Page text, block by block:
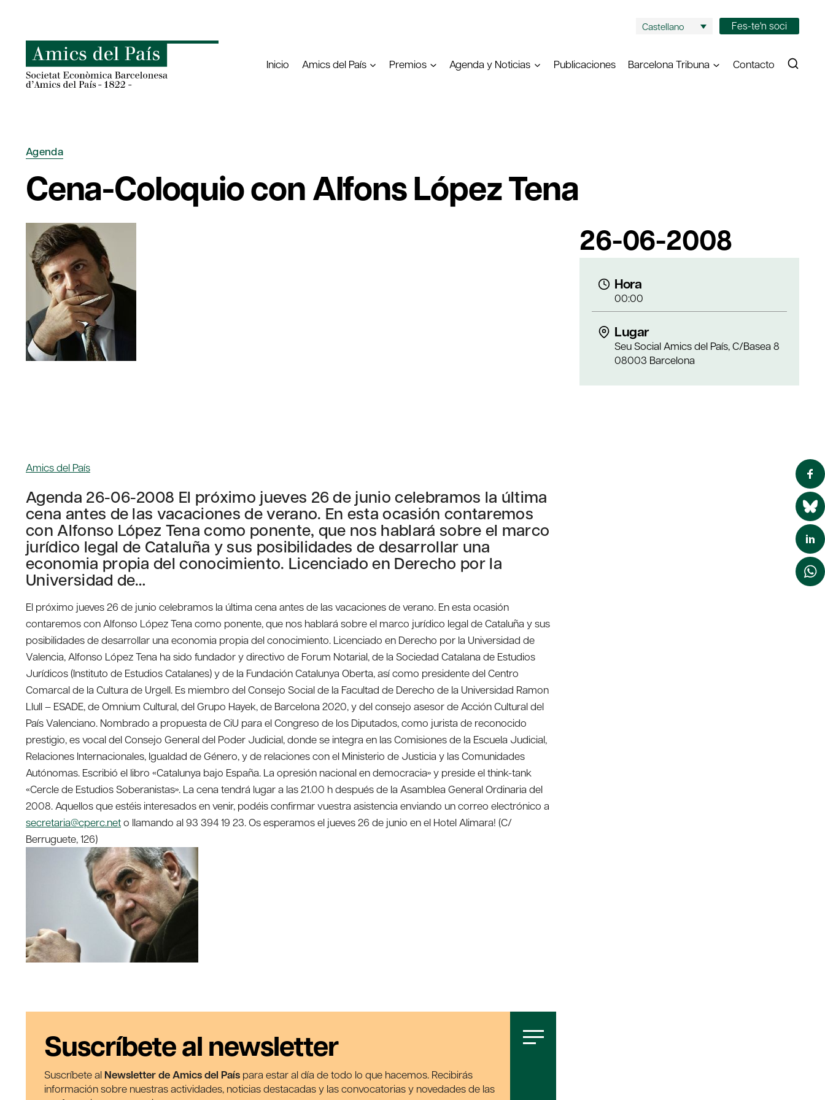
contenido
Castellano Fes-te'n soci
Inicio Amics del País Premios Agenda y Noticias Publicaciones Barcelona Tribuna Contacto
Agenda
Cena-Coloquio con Alfons López Tena
26-06-2008
Hora
00:00
Lugar
Seu Social Amics del País, C/Basea 8
08003 Barcelona
Amics del País
Agenda 26-06-2008 El próximo jueves 26 de junio celebramos la última
cena antes de las vacaciones de verano. En esta ocasión contaremos
con Alfonso López Tena como ponente, que nos hablará sobre el marco
jurídico legal de Cataluña y sus posibilidades de desarrollar una
economia propia del conocimiento. Licenciado en Derecho por la
Universidad de…
El próximo jueves 26 de junio celebramos la última cena antes de las vacaciones de verano. En esta ocasión
contaremos con Alfonso López Tena como ponente, que nos hablará sobre el marco jurídico legal de Cataluña y sus
posibilidades de desarrollar una economia propia del conocimiento. Licenciado en Derecho por la Universidad de
Valencia, Alfonso López Tena ha sido fundador y directivo de Forum Notarial, de la Sociedad Catalana de Estudios
Jurídicos (Instituto de Estudios Catalanes) y de la Fundación Catalunya Oberta, así como presidente del Centro
Comarcal de la Cultura de Urgell. Es miembro del Consejo Social de la Facultad de Derecho de la Universidad Ramon
Llull – ESADE, de Omnium Cultural, del Grupo Hayek, de Barcelona 2020, y del consejo asesor de Acción Cultural del
País Valenciano. Nombrado a propuesta de CiU para el Congreso de los Diputados, como jurista de reconocido
prestigio, es vocal del Consejo General del Poder Judicial, donde se integra en las Comisiones de la Escuela Judicial,
Relaciones Internacionales, Igualdad de Género, y de relaciones con el Ministerio de Justicia y las Comunidades
Autónomas. Escribió el libro «Catalunya bajo España. La opresión nacional en democracia» y preside el think-tank
«Cercle de Estudios Soberanistas». La cena tendrá lugar a las 21.00 h después de la Asamblea General Ordinaria del
2008. Aquellos que estéis interesados en venir, podéis confirmar vuestra asistencia enviando un correo electrónico a
secretaria@cperc.neto llamando al 93 394 19 23. Os esperamos el jueves 26 de junio en el Hotel Alimara! (C/
Berruguete, 126)
Suscríbete al newsletter
Suscríbete al Newsletter de Amics del País para estar al día de todo lo que hacemos. Recibirás
información sobre nuestras actividades, noticias destacadas y las convocatorias y novedades de las